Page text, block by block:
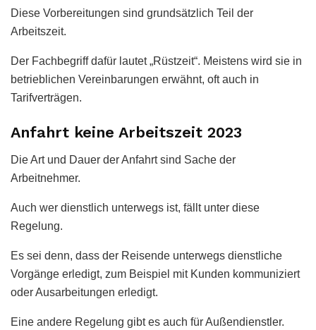
Diese Vorbereitungen sind grundsätzlich Teil der
Arbeitszeit.
Der Fachbegriff dafür lautet „Rüstzeit“. Meistens wird sie in
betrieblichen Vereinbarungen erwähnt, oft auch in
Tarifverträgen.
Anfahrt keine Arbeitszeit 2023
Die Art und Dauer der Anfahrt sind Sache der
Arbeitnehmer.
Auch wer dienstlich unterwegs ist, fällt unter diese
Regelung.
Es sei denn, dass der Reisende unterwegs dienstliche
Vorgänge erledigt, zum Beispiel mit Kunden kommuniziert
oder Ausarbeitungen erledigt.
Eine andere Regelung gibt es auch für Außendienstler.